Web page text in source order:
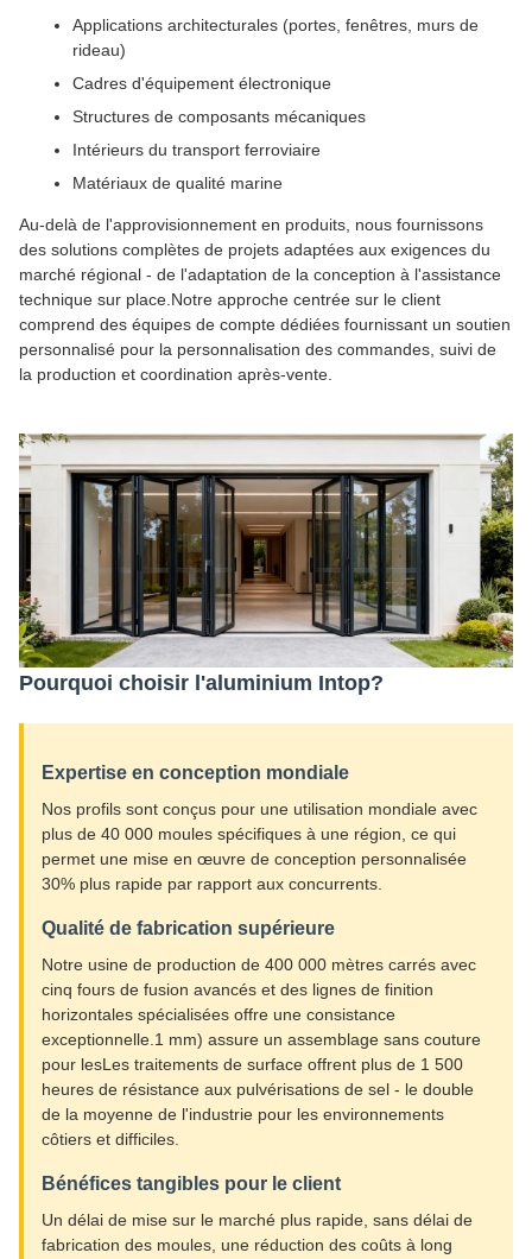
Applications architecturales (portes, fenêtres, murs de
rideau)
Cadres d'équipement électronique
Structures de composants mécaniques
Intérieurs du transport ferroviaire
Matériaux de qualité marine
Au-delà de l'approvisionnement en produits, nous fournissons
des solutions complètes de projets adaptées aux exigences du
marché régional - de l'adaptation de la conception à l'assistance
technique sur place.Notre approche centrée sur le client
comprend des équipes de compte dédiées fournissant un soutien
personnalisé pour la personnalisation des commandes, suivi de
la production et coordination après-vente.
Pourquoi choisir l'aluminium Intop?
Expertise en conception mondiale
Nos profils sont conçus pour une utilisation mondiale avec
plus de 40 000 moules spécifiques à une région, ce qui
permet une mise en œuvre de conception personnalisée
30% plus rapide par rapport aux concurrents.
Qualité de fabrication supérieure
Notre usine de production de 400 000 mètres carrés avec
cinq fours de fusion avancés et des lignes de finition
horizontales spécialisées offre une consistance
exceptionnelle.1 mm) assure un assemblage sans couture
pour lesLes traitements de surface offrent plus de 1 500
heures de résistance aux pulvérisations de sel - le double
de la moyenne de l'industrie pour les environnements
côtiers et difficiles.
Bénéfices tangibles pour le client
Un délai de mise sur le marché plus rapide, sans délai de
fabrication des moules, une réduction des coûts à long